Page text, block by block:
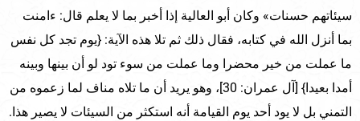
سيئاتهم حسنات» وكان أبو العالية إذا أخبر بما لا يعلم قال: ءامنت
بما أنزل الله في كتابه، فقال ذلك ثم تلا هذه الآية: {يوم تجد كل نفس
ما عملت من خير محضرا وما عملت من سوء تود لو أن بينها وبينه
أمدا بعيدا} [آل عمران: 30]، وهو يريد أن ما تلاه مناف لما زعموه من
التمني بل لا يود أحد يوم القيامة أنه استكثر من السيئات لا يصير هذا.